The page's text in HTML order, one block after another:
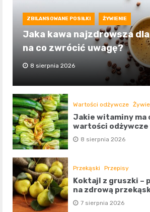
ZBILANSOWANE POSIŁKI ŻYWIENIE
Jaka kawa najzdrowsza dla
na co zwrócić uwagę?
8 sierpnia 2026
Wartości odżywcze
Jakie witaminy ma
wartości odżywcze
8 sierpnia 2026
Przekąski Przepisy
Koktajl z gruszki –
na zdrową
7 sierpnia 2026